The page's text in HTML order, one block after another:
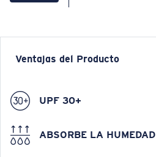
Ventajas del Producto
UPF 30+
ABSORBE LA HUMEDAD